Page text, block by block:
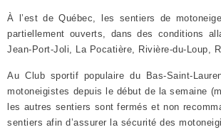
À l’est de Québec, les sentiers de
partiellement ouverts, dans des conditions
Jean-Port-Joli, La Pocatière, Rivière-du-Loup,
Au Club sportif populaire du Bas-Saint-
motoneigistes depuis le début de la semaine
les autres sentiers sont fermés et non
sentiers afin d’assurer la sécurité des